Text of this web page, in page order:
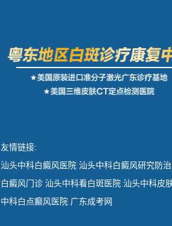
友情链接:
汕头中科白癜风医院 汕头中科白癜风研究防
白癜风门诊 汕头中科看白斑医院 汕头中科皮
中科白点癫风医院 广东成考网